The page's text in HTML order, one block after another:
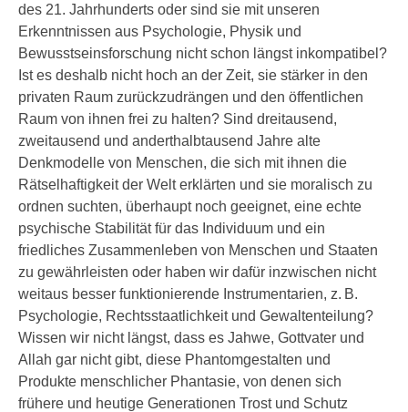
des 21. Jahrhunderts oder sind sie mit unseren
Erkenntnissen aus Psychologie, Physik und
Bewusstseinsforschung nicht schon längst inkompatibel?
Ist es deshalb nicht hoch an der Zeit, sie stärker in den
privaten Raum zurückzudrängen und den öffentlichen
Raum von ihnen frei zu halten? Sind dreitausend,
zweitausend und anderthalbtausend Jahre alte
Denkmodelle von Menschen, die sich mit ihnen die
Rätselhaftigkeit der Welt erklärten und sie moralisch zu
ordnen suchten, überhaupt noch geeignet, eine echte
psychische Stabilität für das Individuum und ein
friedliches Zusammenleben von Menschen und Staaten
zu gewährleisten oder haben wir dafür inzwischen nicht
weitaus besser funktionierende Instrumentarien, z. B.
Psychologie, Rechtsstaatlichkeit und Gewaltenteilung?
Wissen wir nicht längst, dass es Jahwe, Gottvater und
Allah gar nicht gibt, diese Phantomgestalten und
Produkte menschlicher Phantasie, von denen sich
frühere und heutige Generationen Trost und Schutz